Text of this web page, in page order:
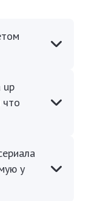
up
у